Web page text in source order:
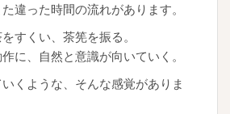
違った時間の流れがあります。
すくい、茶筅を振る。
に、自然と意識が向いていく。
くような、そんな感覚がありま